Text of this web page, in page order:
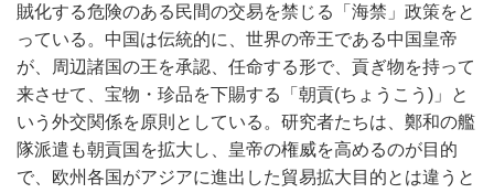
賊化する危険のある民間の交易を禁じる「海禁」政策をと
っている。中国は伝統的に、世界の帝王である中国皇帝
が、周辺諸国の王を承認、任命する形で、貢ぎ物を持って
来させて、宝物・珍品を下賜する「朝貢(ちょうこう)」と
いう外交関係を原則としている。研究者たちは、鄭和の艦
隊派遣も朝貢国を拡大し、皇帝の権威を高めるのが目的
で、欧州各国がアジアに進出した貿易拡大目的とは違うと